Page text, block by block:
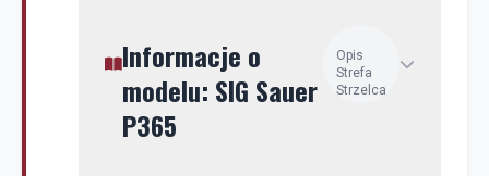
Informacje o
modelu: SIG Sauer
Opis
Strefa